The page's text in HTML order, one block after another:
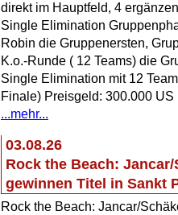
direkt im Hauptfeld, 4
Single Elimination
Robin die Gruppenersten,
K.o.-Runde ( 12 Teams) die
Single Elimination mit 12
Finale) Preisgeld: 300.000
...mehr...
03.08.26
Rock the Beach:
gewinnen Titel in Sankt
Rock the Beach: Jancar/